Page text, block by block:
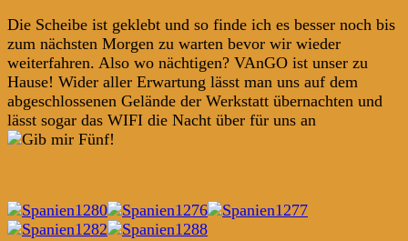
Die Scheibe ist geklebt und so finde ich es besser noch bis
zum nächsten Morgen zu warten bevor wir wieder
weiterfahren. Also wo nächtigen? VAnGO ist unser zu
Hause! Wider aller Erwartung lässt man uns auf dem
abgeschlossenen Gelände der Werkstatt übernachten und
lässt sogar das WIFI die Nacht über für uns an